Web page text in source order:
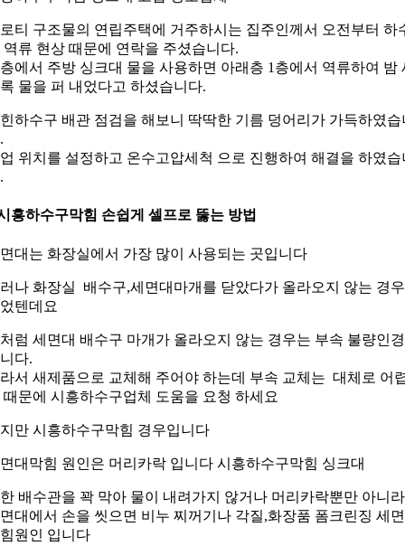
티 구조물의 연립주택에 거주하시는 집주인께서 오전부터 하
역류 현상 때문에 연락을 주셨습니다.
에서 주방 싱크대 물을 사용하면 아래층 1층에서 역류하여 밤
물을 퍼 내었다고 하셨습니다.
하수구 배관 점검을 해보니 딱딱한 기름 덩어리가 가득하였습
위치를 설정하고 온수고압세척 으로 진행하여 해결을 하였습
흥하수구막힘 손쉽게 셀프로 뚫는 방법
대는 화장실에서 가장 많이 사용되는 곳입니다
나 화장실 배수구,세면대마개를 닫았다가 올라오지 않는 경
텐데요
럼 세면대 배수구 마개가 올라오지 않는 경우는 부속 불량인
다.
서 새제품으로 교체해 주어야 하는데 부속 교체는 대체로 어
때문에 시흥하수구업체 도움을 요청 하세요
만 시흥하수구막힘 경우입니다
대막힘 원인은 머리카락 입니다 시흥하수구막힘 싱크대
배수관을 꽉 막아 물이 내려가지 않거나 머리카락뿐만 아니라
대에서 손을 씻으면 비누 찌꺼기나 각질,화장품 폼크린징 세
원인 입니다